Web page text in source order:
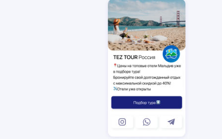
SKYPE
MESSENGER
TELEGRAM
WHATSAPP